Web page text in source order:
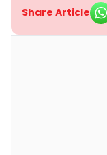
Share Article